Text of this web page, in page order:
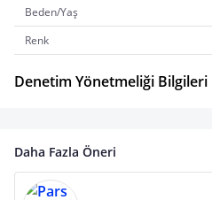
Beden/Yaş
Renk
Denetim Yönetmeliği Bilgileri
Daha Fazla Öneri